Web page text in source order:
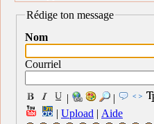
Rédige ton message
Nom
Courriel
| |
| Upload | Aide